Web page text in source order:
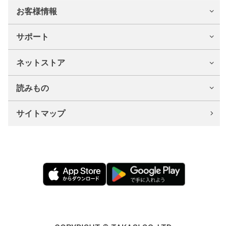
お客様情報
サポート
ネットストア
読みもの
サイトマップ